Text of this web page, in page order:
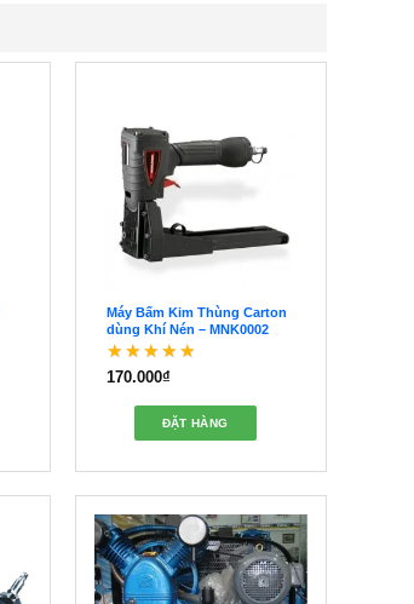
Máy Bấm Kim Thùng Carton
dùng Khí Nén – MNK0002
Được xếp hạng
170.000₫
ĐẶT HÀNG